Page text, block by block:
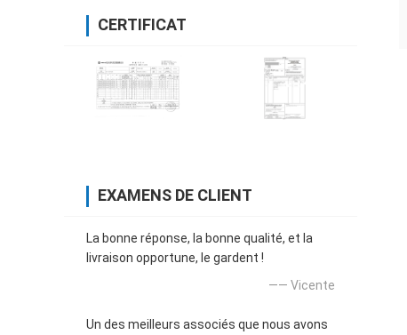
CERTIFICAT
EXAMENS DE CLIENT
La bonne réponse, la bonne qualité, et la
livraison opportune, le gardent !
—— Vicente
Un des meilleurs associés que nous avons